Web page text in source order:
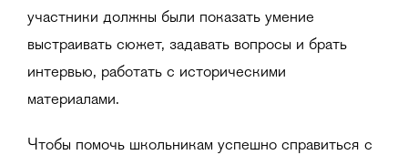
участники должны были показать умение
выстраивать сюжет, задавать вопросы и брать
интервью, работать с историческими
материалами.
Чтобы помочь школьникам успешно справиться с